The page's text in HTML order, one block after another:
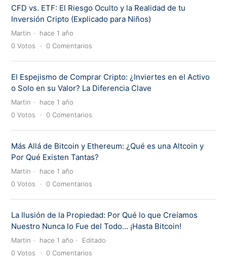
CFD vs. ETF: El Riesgo Oculto y la Realidad de tu
Inversión Cripto (Explicado para Niños)
Martin
hace 1 año
0 Votos 0 Comentarios
El Espejismo de Comprar Cripto: ¿Inviertes en el Activo
o Solo en su Valor? La Diferencia Clave
Martin
hace 1 año
0 Votos 0 Comentarios
Más Allá de Bitcoin y Ethereum: ¿Qué es una Altcoin y
Por Qué Existen Tantas?
Martin
hace 1 año
0 Votos 0 Comentarios
La Ilusión de la Propiedad: Por Qué lo que Creíamos
Nuestro Nunca lo Fue del Todo... ¡Hasta Bitcoin!
Martin hace 1 año
Editado
0 Votos 0 Comentarios